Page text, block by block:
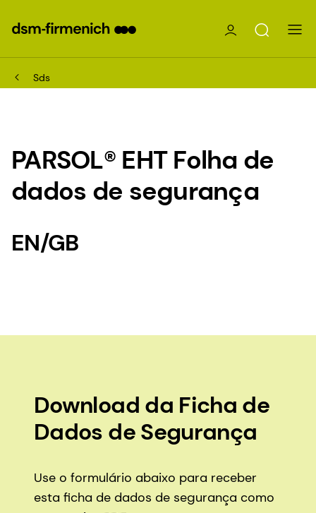
Sds
PARSOL® EHT Folha de
dados de segurança
EN/GB
Download da Ficha de
Dados de Segurança
Use o formulário abaixo para receber
esta ficha de dados de segurança como